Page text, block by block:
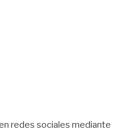
redes sociales mediante